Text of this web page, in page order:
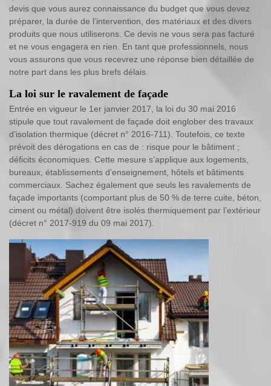
devis que vous aurez connaissance du budget que vous devez
préparer, la durée de l’intervention, des matériaux et des divers
produits que nous utiliserons. Ce devis ne vous sera pas facturé
et ne vous engagera en rien. En tant que professionnels, nous
vous assurons que vous recevrez une réponse bien détaillée de
notre part dans les plus brefs délais.
La loi sur le ravalement de façade
Entrée en vigueur le 1er janvier 2017, la loi du 30 mai 2016
stipule que tout ravalement de façade doit englober des travaux
d’isolation thermique (décret n° 2016-711). Toutefois, ce texte
prévoit des dérogations en cas de : risque pour le bâtiment ;
déficits économiques. Cette mesure s’applique aux logements,
bureaux, établissements d’enseignement, hôtels et bâtiments
commerciaux. Sachez également que seuls les ravalements de
façade importants (comportant plus de 50 % de terre cuite, béton,
ciment ou métal) doivent être isolés thermiquement par l’extérieur
(décret n° 2017-919 du 09 mai 2017).